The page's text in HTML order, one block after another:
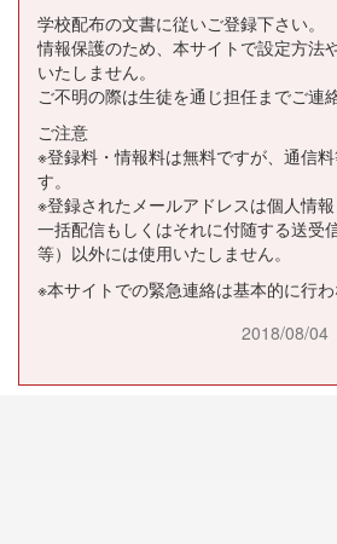
学校配布の文書に従いご登録下さい。
情報保護のため、本サイトで設定方法
いたしません。
ご不明の際は生徒を通じ担任までご連
ご注意
※登録料・情報料は無料ですが、通信
す。
※登録されたメールアドレスは個人情
一括配信もしくはそれに付随する送受
等）以外には使用いたしません。
※本サイトでの緊急連絡は基本的に行わ
2018/08/04